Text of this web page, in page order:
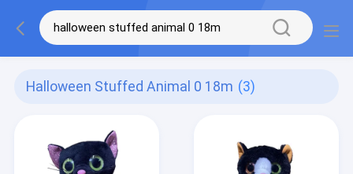
Halloween Stuffed Animal 0 18m (3)